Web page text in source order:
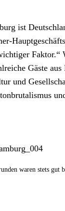
ist
Faktor.“
Gäste
und
waren stets gut